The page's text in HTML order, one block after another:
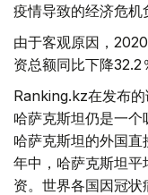
疫情导致的经济危机
由于客观原因，
资总额同比下降32.2
Ranking.kz在发布的
哈萨克斯坦仍是一
哈萨克斯坦的外国
年中，哈萨克斯坦平
资。世界各国因冠